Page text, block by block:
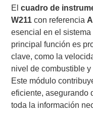
Elcuadro de
W211con referencia
esencial en el
principal función es
clave, como la
nivel de combustible
Este módulo
eficiente, asegurando
toda la información